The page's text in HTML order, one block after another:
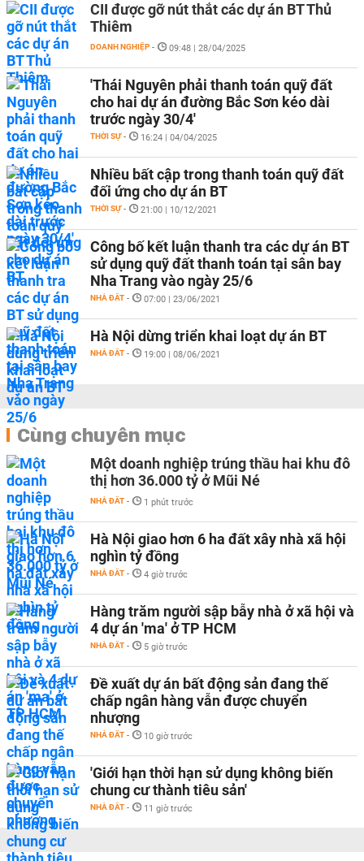
CII được gỡ nút thắt các dự án BT Thủ
Thiêm
DOANH NGHIỆP - 09:48 | 28/04/2025
'Thái Nguyên phải thanh toán quỹ đất
cho hai dự án đường Bắc Sơn kéo dài
trước ngày 30/4'
THỜI SỰ - 16:24 | 04/04/2025
Nhiều bất cập trong thanh toán quỹ đất
đối ứng cho dự án BT
THỜI SỰ - 21:00 | 10/12/2021
Công bố kết luận thanh tra các dự án BT
sử dụng quỹ đất thanh toán tại sân bay
Nha Trang vào ngày 25/6
NHÀ ĐẤT - 07:00 | 23/06/2021
Hà Nội dừng triển khai loạt dự án BT
NHÀ ĐẤT - 19:00 | 08/06/2021
Cùng chuyên mục
Một doanh nghiệp trúng thầu hai khu đô
thị hơn 36.000 tỷ ở Mũi Né
NHÀ ĐẤT - 1 phút trước
Hà Nội giao hơn 6 ha đất xây nhà xã hội
nghìn tỷ đồng
NHÀ ĐẤT - 4 giờ trước
Hàng trăm người sập bẫy nhà ở xã hội và
4 dự án 'ma' ở TP HCM
NHÀ ĐẤT - 5 giờ trước
Đề xuất dự án bất động sản đang thế
chấp ngân hàng vẫn được chuyển
nhượng
NHÀ ĐẤT - 10 giờ trước
'Giới hạn thời hạn sử dụng không biến
chung cư thành tiêu sản'
NHÀ ĐẤT - 11 giờ trước